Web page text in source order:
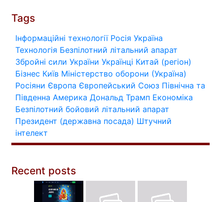
Tags
Інформаційні технології Росія Україна
Технологія Безпілотний літальний апарат
Збройні сили України Українці Китай (регіон)
Бізнес Київ Міністерство оборони (Україна)
Росіяни Європа Європейський Союз Північна та
Південна Америка Дональд Трамп Економіка
Безпілотний бойовий літальний апарат
Президент (державна посада) Штучний
інтелект
Recent posts